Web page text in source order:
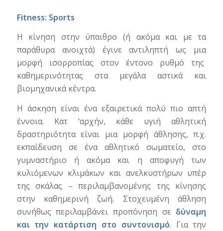
Fitness: Sports
Η κίνηση στην ύπαιθρο (ή ακόμα και με τα
παράθυρα ανοιχτά) έγινε αντιληπτή ως μια
μορφή ισορροπίας στον έντονο ρυθμό της
καθημερινότητας στα μεγάλα αστικά και
βιομηχανικά κέντρα.
Η άσκηση είναι ένα εξαιρετικά πολύ πιο απτή
έννοια. Κατ ‘αρχήν, κάθε υγιή αθλητική
δραστηριότητα είναι μια μορφή άθλησης, π.χ.
εκπαίδευση σε ένα αθλητικό σωματείο, στο
γυμναστήριο ή ακόμα και η αποφυγή των
κυλιόμενων κλιμάκων και ανελκυστήρων υπέρ
της σκάλας – περιλαμβανομένης της κίνησης
στην καθημερινή ζωή. Στοχευμένη άθληση
συνήθως περιλαμβάνει προπόνηση σε δύναμη
και την κατάρτιση στο συντονισμό. Για την